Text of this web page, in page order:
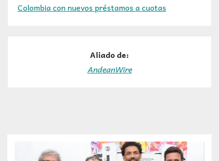
Colombia con nuevos préstamos a cuotas
Aliado de:
AndeanWire